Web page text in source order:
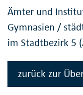
Ämter und
Gymnasien /
im Stadtbezirk 5
zurück zur